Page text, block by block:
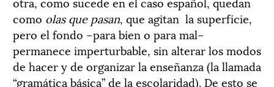
como olas que pasan, que agitan la superficie,
pero el fondo –para bien o para mal–
permanece imperturbable, sin alterar los modos
de hacer y de organizar la enseñanza (la llamada
“gramática básica” de la escolaridad). De esto se